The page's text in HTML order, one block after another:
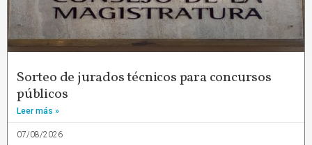
Sorteo de jurados técnicos para concursos
públicos
Leer más »
07/08/2026